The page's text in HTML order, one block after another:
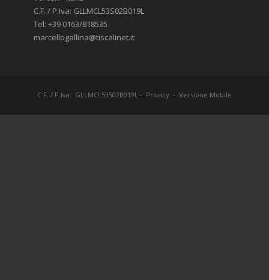
C.F. / P.Iva: GLLMCL53S02B019L
Tel: +39 0163/818535
marcellogallina@tiscalinet.it
C.F. / P.Iva: GLLMCL53S02B019L - Privacy - Versione Mobile